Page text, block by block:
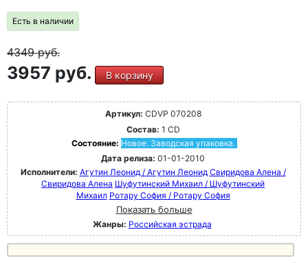
Есть в наличии
4349руб.
3957 руб. В корзину
Артикул: CDVP 070208
Состав: 1 CD
Состояние: Новое. Заводская упаковка.
Дата релиза: 01-01-2010
Исполнители: Агутин Леонид / Агутин Леонид Свиридова Алена /
Свиридова Алена Шуфутинский Михаил / Шуфутинский
Михаил Ротару София / Ротару София
Показать больше
Жанры: Российская эстрада